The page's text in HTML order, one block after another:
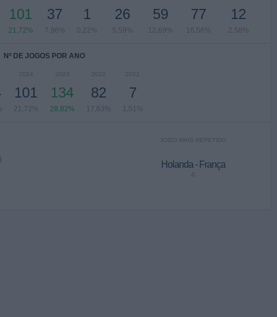
101
21,72%
37
7,96%
1
0,22%
26
5,59%
59
12,69%
77
16,56%
12
2,58%
Nº DE JOGOS POR ANO
2024
101
21,72%
2023
134
28,82%
2022
82
17,63%
2021
7
1,51%
JOGO MAIS REPETIDO
Holanda - França
4